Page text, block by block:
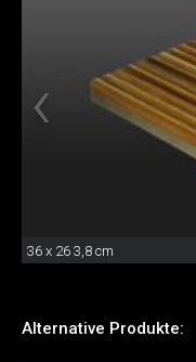
36 x 26 3,8 cm
Alternative Produkte: